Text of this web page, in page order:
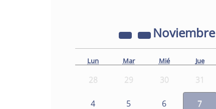
Noviembre
Lun Mar Mié Jue
28 29 30 31
4 5 6 7